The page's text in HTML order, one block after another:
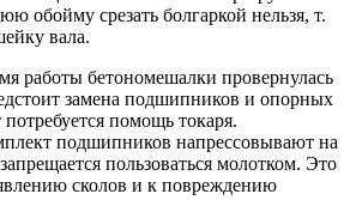
обойму срезать болгаркой нельзя, т.
вала.
работы бетономешалки провернулась
замена подшипников и опорных
помощь токаря.
подшипников напрессовывают на
пользоваться молотком. Это
сколов и к повреждению